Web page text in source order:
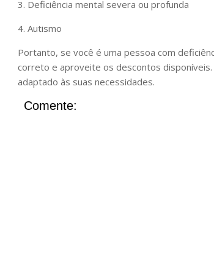
3. Deficiência mental severa ou profunda
4. Autismo
Portanto, se você é uma pessoa com
correto e aproveite os descontos
adaptado às suas necessidades.
Comente: